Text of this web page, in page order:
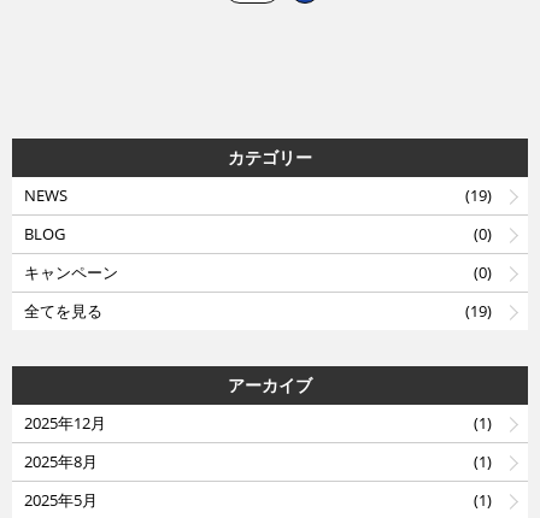
カテゴリー
NEWS
(19)
BLOG
(0)
キャンペーン
(0)
全てを見る
(19)
アーカイブ
2025年12月
(1)
2025年8月
(1)
2025年5月
(1)